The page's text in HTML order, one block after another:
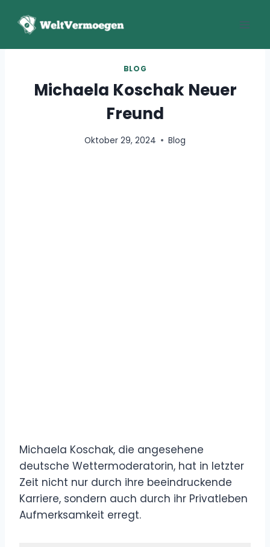
Inhalt
BLOG
Michaela Koschak Neuer
Freund
Oktober 29, 2024 Blog
Michaela Koschak, die angesehene
deutsche Wettermoderatorin, hat in letzter
Zeit nicht nur durch ihre beeindruckende
Karriere, sondern auch durch ihr Privatleben
Aufmerksamkeit erregt.